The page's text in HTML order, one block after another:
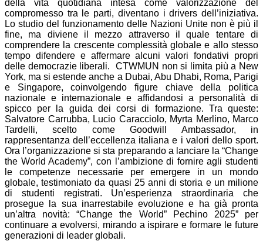
della vita quotidiana intesa come valorizzazione del
compromesso tra le parti, diventano i drivers dell’iniziativa.
Lo studio del funzionamento delle Nazioni Unite non è più il
fine, ma diviene il mezzo attraverso il quale tentare di
comprendere la crescente complessità globale e allo stesso
tempo difendere e affermare alcuni valori fondativi propri
delle democrazie liberali. CTWMUN non si limita più a New
York, ma si estende anche a Dubai, Abu Dhabi, Roma, Parigi
e Singapore, coinvolgendo figure chiave della politica
nazionale e internazionale e affidandosi a personalità di
spicco per la guida dei corsi di formazione. Tra queste:
Salvatore Carrubba, Lucio Caracciolo, Myrta Merlino, Marco
Tardelli, scelto come Goodwill Ambassador, in
rappresentanza dell’eccellenza italiana e i valori dello sport.
Ora l’organizzazione si sta preparando a lanciare la “Change
the World Academy”, con l’ambizione di fornire agli studenti
le competenze necessarie per emergere in un mondo
globale, testimoniato da quasi 25 anni di storia e un milione
di studenti registrati. Un’esperienza straordinaria che
prosegue la sua inarrestabile evoluzione e ha già pronta
un’altra novità: “Change the World” Pechino 2025” per
continuare a evolversi, mirando a ispirare e formare le future
generazioni di leader globali.